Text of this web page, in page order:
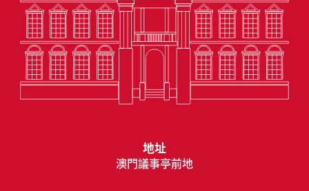
地址
澳門議事亭前地